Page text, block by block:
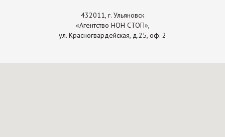
432011, г. Ульяновск
«Агентство НОН СТОП»,
ул. Красногвардейская, д.25, оф. 2